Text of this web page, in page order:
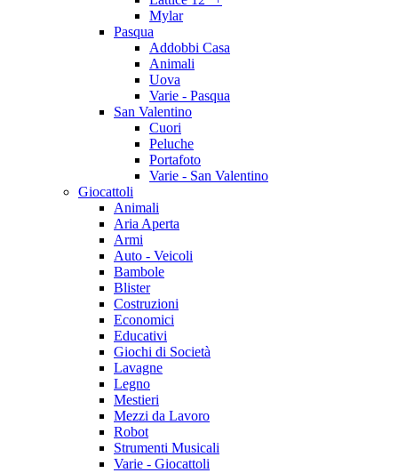
Mylar
Pasqua
Addobbi Casa
Animali
Uova
Varie - Pasqua
San Valentino
Cuori
Peluche
Portafoto
Varie - San Valentino
Giocattoli
Animali
Aria Aperta
Armi
Auto - Veicoli
Bambole
Blister
Costruzioni
Economici
Educativi
Giochi di Società
Lavagne
Legno
Mestieri
Mezzi da Lavoro
Robot
Strumenti Musicali
Varie - Giocattoli